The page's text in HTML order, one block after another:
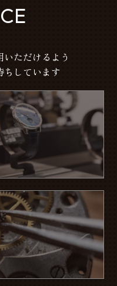
ただけるよう
ちしています